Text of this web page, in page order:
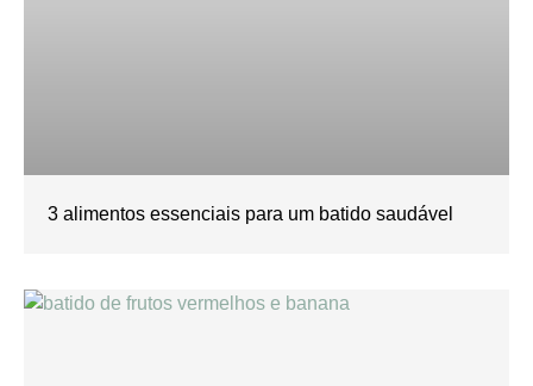
3 alimentos essenciais para um batido saudável